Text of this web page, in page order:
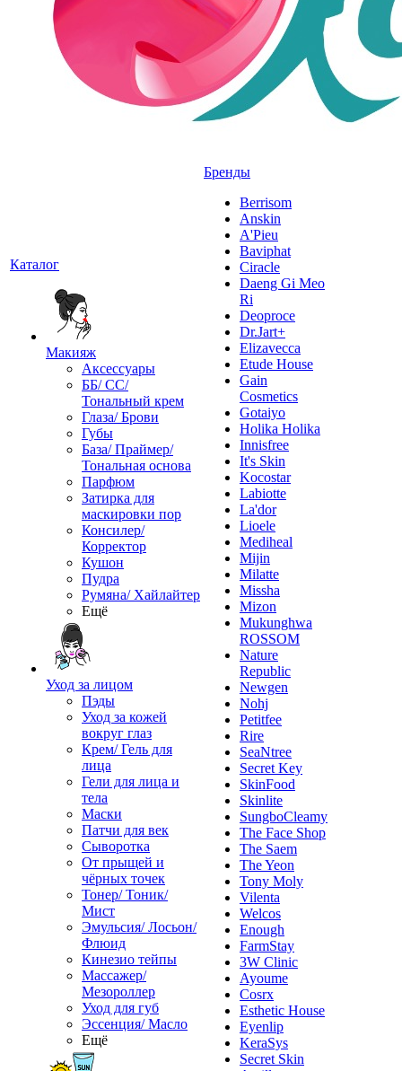
Каталог
Макияж
Аксессуары
ББ/ СС/
Тональный крем
Глаза/ Брови
Губы
База/ Праймер/
Тональная основа
Парфюм
Затирка для
маскировки пор
Консилер/
Корректор
Кушон
Пудра
Румяна/ Хайлайтер
Ещё
Уход за лицом
Пэды
Уход за кожей
вокруг глаз
Крем/ Гель для
лица
Гели для лица и
тела
Маски
Патчи для век
Сыворотка
От прыщей и
чёрных точек
Тонер/ Тоник/
Мист
Эмульсия/ Лосьон/
Флюид
Кинезио тейпы
Массажер/
Мезороллер
Уход для губ
Эссенция/ Масло
Ещё
Бренды
Berrisom
Anskin
A'Pieu
Baviphat
Ciracle
Daeng Gi Meo
Ri
Deoproce
Dr.Jart+
Elizavecca
Etude House
Gain
Cosmetics
Gotaiyo
Holika Holika
Innisfree
It's Skin
Kocostar
Labiotte
La'dor
Lioele
Mediheal
Mijin
Milatte
Missha
Mizon
Mukunghwa
ROSSOM
Nature
Republic
Newgen
Nohj
Petitfee
Rire
SeaNtree
Secret Key
SkinFood
Skinlite
SungboCleamy
The Face Shop
The Saem
The Yeon
Tony Moly
Vilenta
Welcos
Enough
FarmStay
3W Clinic
Ayoume
Cosrx
Esthetic House
Eyenlip
KeraSys
Secret Skin